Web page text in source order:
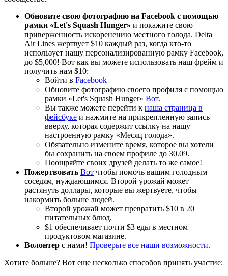
Обновите свою фотографию на Facebook с помощью
рамки «Let's Squash Hunger» и покажите свою
приверженность искоренению местного голода. Delta
Air Lines жертвует $10 каждый раз, когда кто-то
использует нашу персонализированную рамку Facebook,
до $5,000! Вот как вы можете использовать наш фрейм и
получить нам $10:
Войти в Facebook
Обновите фотографию своего профиля с помощью
рамки «Let's Squash Hunger» Вот.
Вы также можете перейти к наша страница в
фейсбуке и нажмите на прикрепленную запись
вверху, которая содержит ссылку на нашу
настроенную рамку «Месяц голода».
Обязательно измените время, которое вы хотели
бы сохранить на своем профиле до 30.09.
Поощряйте своих друзей делать то же самое!
Пожертвовать Вот чтобы помочь вашим голодным
соседям, нуждающимся. Второй урожай может
растянуть доллары, которые вы жертвуете, чтобы
накормить больше людей.
Второй урожай может превратить $10 в 20
питательных блюд.
$1 обеспечивает почти $3 еды в местном
продуктовом магазине.
Волонтер с нами! Проверьте все наши возможности.
Хотите больше? Вот еще несколько способов принять участие: